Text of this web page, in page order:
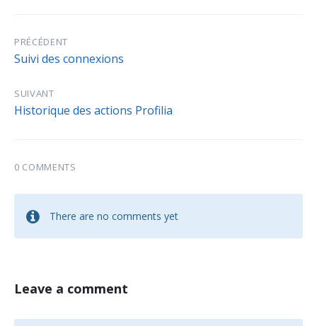
PRÉCÉDENT
Suivi des connexions
SUIVANT
Historique des actions Profilia
0 COMMENTS
There are no comments yet
Leave a comment